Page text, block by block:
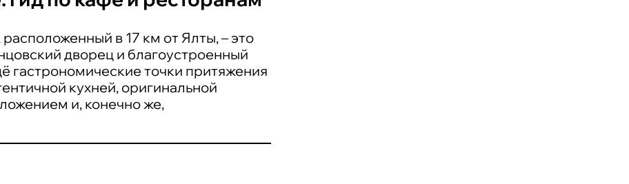
в 17 км от Ялты, – это
дворец и благоустроенный
гастрономические точки притяжения
кухней, оригинальной
и, конечно же,